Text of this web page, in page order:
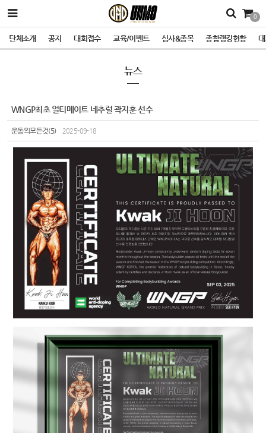
0
단체소개 공지 대회접수 교육/이벤트 심사&종목 종합랭킹현황
뉴스
WNGP최초 얼티메이트 네추럴 곽지훈 선수
운동의모든것(5) 2025-09-18